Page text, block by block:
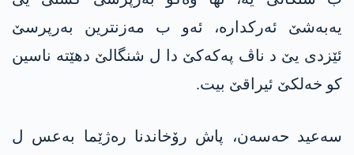
یەبەشێ ئەرکدارە، ئەو ب مەزنترین بەرپرسێ
ئێزدی یێ د ناڤ پەکەکێ دا ل شنگالێ دهێتە ناسین
کو خەلکێ ئیراقێ بیت.
سەعید حەسەن، پاش رۆخاندنا رەژێما بەعس ل